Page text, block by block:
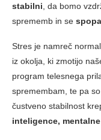
stabilni , da bomo
sprememb in se
Stres je namreč
iz okolja, ki zmotijo
program telesnega
spremembam, te pa
čustveno stabilnost
inteligence,